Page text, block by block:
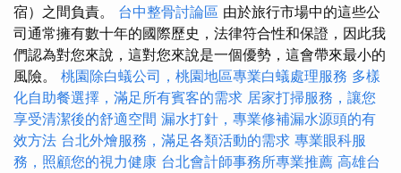
宿）之間負責。 台中整骨討論區 由於旅行市場中的這些公
司通常擁有數十年的國際歷史，法律符合性和保證，因此我
們認為對您來說，這對您來說是一個優勢，這會帶來最小的
風險。 桃園除白蟻公司，桃園地區專業白蟻處理服務 多樣
化自助餐選擇，滿足所有賓客的需求 居家打掃服務，讓您
享受清潔後的舒適空間 漏水打針，專業修補漏水源頭的有
效方法 台北外燴服務，滿足各類活動的需求 專業眼科服
務，照顧您的視力健康 台北會計師事務所專業推薦 高雄台